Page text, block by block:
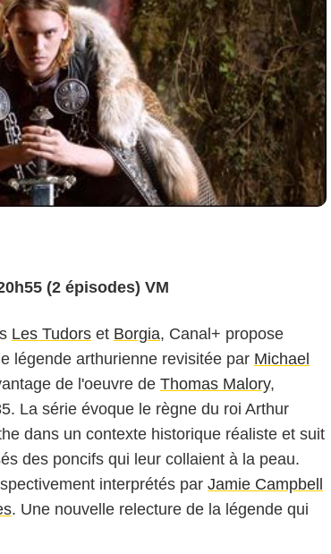
(2 épisodes) VM
Les Tudors et Borgia, Canal+ propose
légende arthurienne revisitée par Michael
de l'oeuvre de Thomas Malory,
La série évoque le règne du roi Arthur
dans un contexte historique réaliste et suit
des poncifs qui leur collaient à la peau.
interprétés par Jamie Campbell
. Une nouvelle relecture de la légende qui